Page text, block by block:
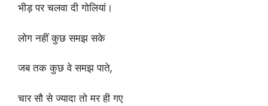
भीड़ पर चलवा दी गोलियां।
लोग नहीं कुछ समझ सके
जब तक कुछ वे समझ पाते,
चार सौ से ज्यादा तो मर ही गए